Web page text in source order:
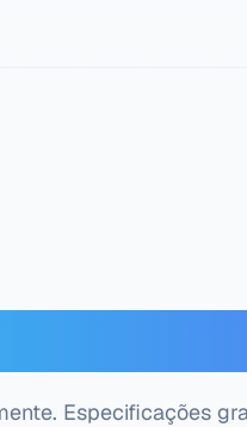
Especificações